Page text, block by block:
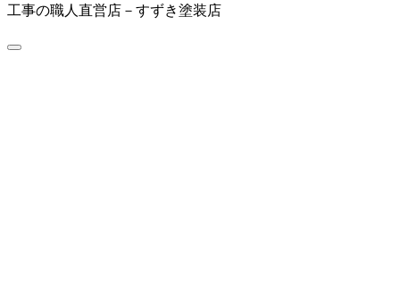
工事の職人直営店－すずき塗装店